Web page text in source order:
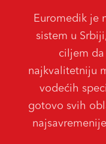
Euromedik je
sistem u
ciljem
najkvalitetniju
vodećih
gotovo svih